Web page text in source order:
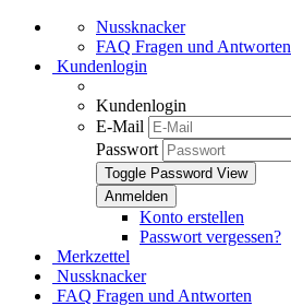
Nussknacker
FAQ Fragen und Antworten
Kundenlogin
Kundenlogin
E-Mail
Passwort
Toggle Password View
Konto erstellen
Passwort vergessen?
Merkzettel
Nussknacker
FAQ Fragen und Antworten